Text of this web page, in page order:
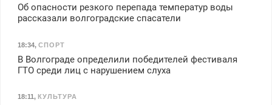
Об опасности резкого перепада температур воды
рассказали волгоградские спасатели
18:34, СПОРТ
В Волгограде определили победителей фестиваля
ГТО среди лиц с нарушением слуха
18:11 , КУЛЬТУРА